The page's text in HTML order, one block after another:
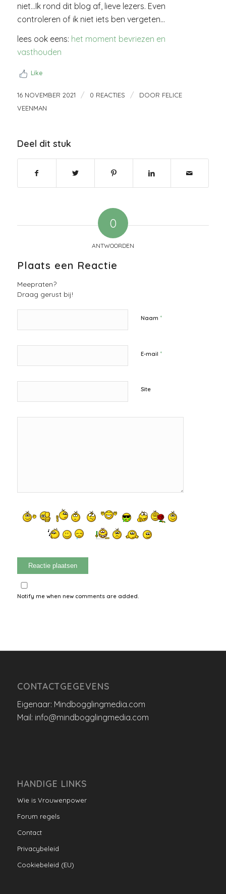
niet…Ik rond dit blog af, lieve lezers. Even
controleren of ik niet iets ben vergeten…
lees ook eens: het moment bevriezen en
vasthouden
Like
16 NOVEMBER 2021 / 0 REACTIES / DOOR FELICE
VEENMAN
Deel dit stuk
0
ANTWOORDEN
Plaats een Reactie
Meepraten?
Draag gerust bij!
Naam *
E-mail *
Site
Notify me when new comments are added.
CONTACTGEGEVENS
Eigenaar: Mindbogglingmedia.com
Mail: info@mindbogglingmedia.com
HANDIGE LINKS
Wie is Vrouwenpower
Forum regels
Contact
Privacybeleid
Cookiebeleid (EU)